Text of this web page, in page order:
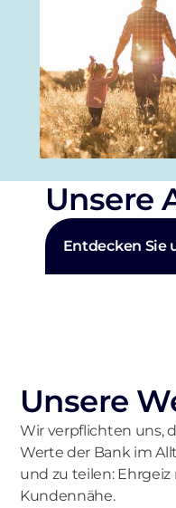
Unsere
Entdecken Sie
Unsere
Wir verpflichten uns,
Werte der Bank im
und zu teilen:
Kundennähe.